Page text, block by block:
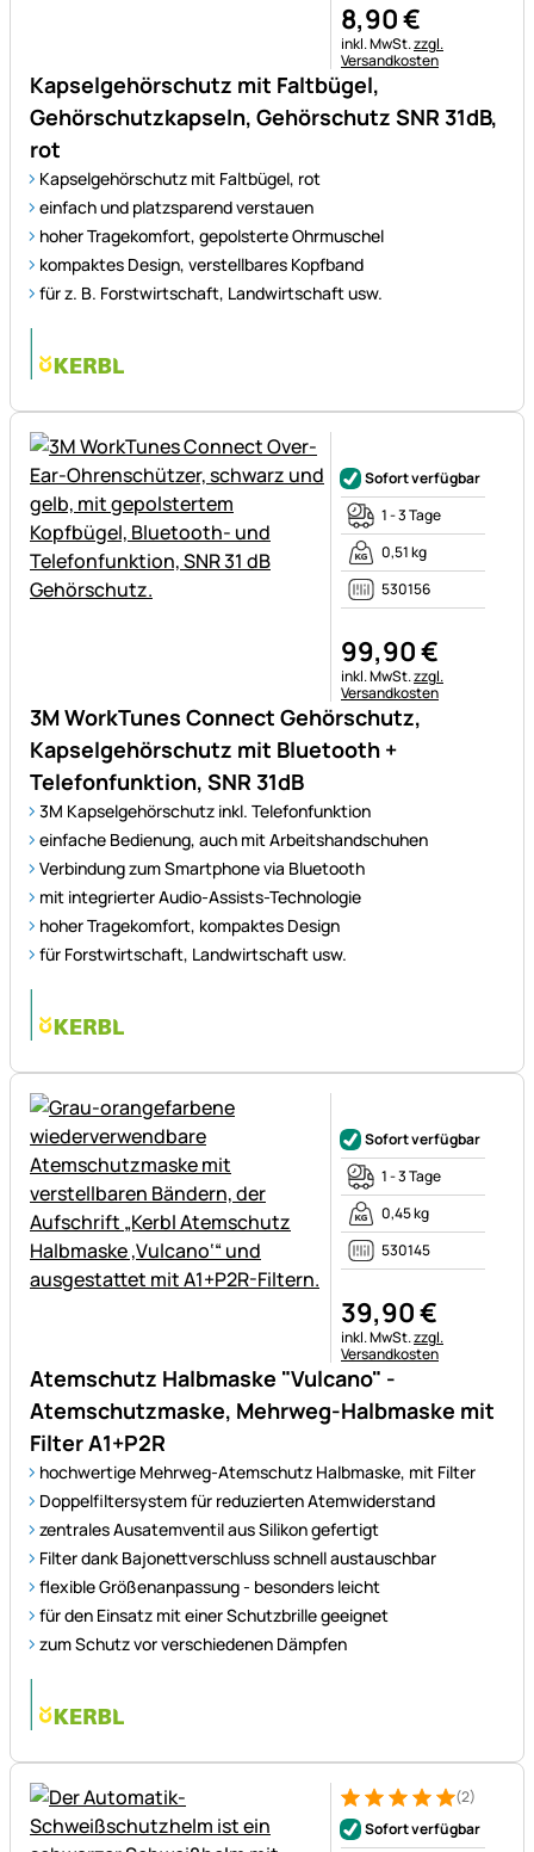
Kapselgehörschutz mit Faltbügel,
Gehörschutzkapseln, Gehörschutz SNR 31dB,
rot
Kapselgehörschutz mit Faltbügel, rot
einfach und platzsparend verstauen
hoher Tragekomfort, gepolsterte Ohrmuschel
kompaktes Design, verstellbares Kopfband
für z. B. Forstwirtschaft, Landwirtschaft usw.
8,90€
Steuerhinweis:
inkl. MwSt.zzgl.
Versandkosten
3M WorkTunes Connect Gehörschutz,
Kapselgehörschutz mit Bluetooth +
Telefonfunktion, SNR 31dB
3M Kapselgehörschutz inkl. Telefonfunktion
einfache Bedienung, auch mit Arbeitshandschuhen
Verbindung zum Smartphone via Bluetooth
mit integrierter Audio-Assists-Technologie
hoher Tragekomfort, kompaktes Design
für Forstwirtschaft, Landwirtschaft usw.
Sofort verfügbar
1 - 3 Tage
0,51 kg
530156
99,90€
Steuerhinweis:
inkl. MwSt.zzgl.
Versandkosten
Atemschutz Halbmaske "Vulcano" -
Atemschutzmaske, Mehrweg-Halbmaske mit
Filter A1+P2R
hochwertige Mehrweg-Atemschutz Halbmaske, mit Filter
Doppelfiltersystem für reduzierten Atemwiderstand
zentrales Ausatemventil aus Silikon gefertigt
Filter dank Bajonettverschluss schnell austauschbar
flexible Größenanpassung - besonders leicht
für den Einsatz mit einer Schutzbrille geeignet
zum Schutz vor verschiedenen Dämpfen
Sofort verfügbar
1 - 3 Tage
0,45 kg
530145
39,90€
Steuerhinweis:
inkl. MwSt.zzgl.
Versandkosten
Bewertung: 5 von 5 (2
2 Bewertungen
(2)
Sofort verfügbar